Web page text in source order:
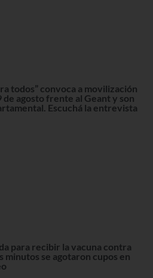
todos” convoca a movilización
de agosto frente al Geant y son
Escuchá la entrevista
para recibir la vacuna contra
minutos se agotaron cupos en